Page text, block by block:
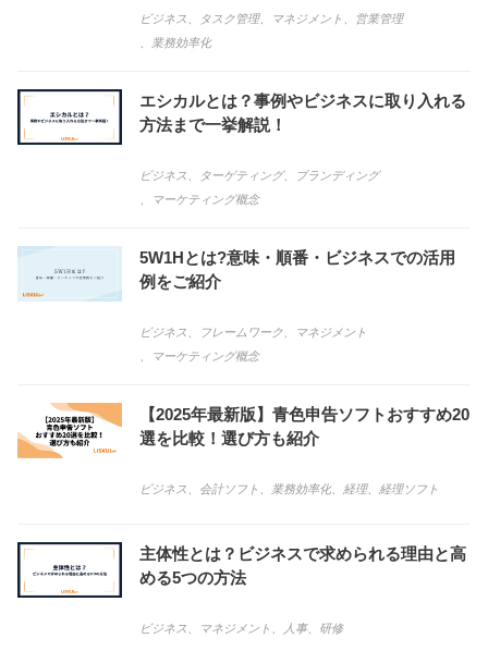
ビジネス タスク管理、 マネジメント
営業管理
業務効率化
エシカルとは？事例やビジネスに取り入れる
方法まで一挙解説！
ビジネス ターゲティング、
ブランディング
マーケティング概念
5W1Hとは?意味・順番・ビジネスでの活用
例をご紹介
ビジネス フレームワーク
マネジメント
マーケティング概念
【2025年最新版】青色申告ソフトおすすめ20
選を比較！選び方も紹介
ビジネス 会計ソフト 業務効率化、 経理、 経理ソフト
主体性とは？ビジネスで求められる理由と高
める5つの方法
ビジネス マネジメント 人事、 研修